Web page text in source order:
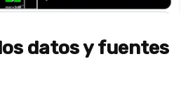
datos y fuentes